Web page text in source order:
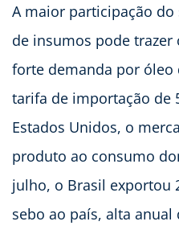
A maior participação
de insumos pode
forte demanda por óleo
tarifa de importação de
Estados Unidos, o
produto ao consumo
julho, o Brasil exportou
sebo ao país, alta anual